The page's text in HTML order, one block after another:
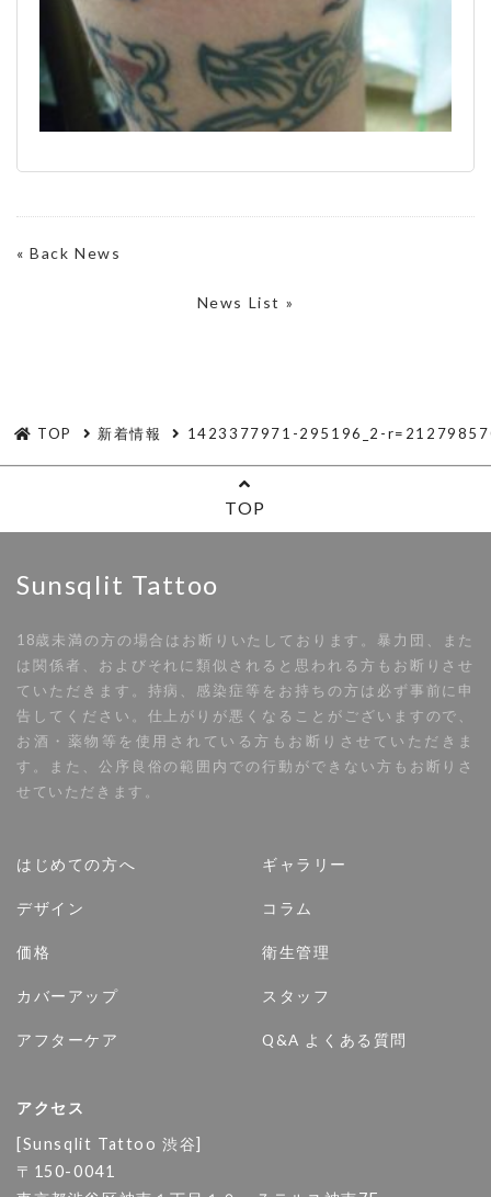
«Back News
News List »
TOP 新着情報 1423377971-295196_2-
TOP
Sunsqlit Tattoo
18歳未満の方の場合はお断りいたしております。暴力団、また
は関係者、およびそれに類似されると思われる方もお断りさせ
ていただきます。持病、感染症等をお持ちの方は必ず事前に申
告してください。仕上がりが悪くなることがございますので、
お酒・薬物等を使用されている方もお断りさせていただきま
す。また、公序良俗の範囲内での行動ができない方もお断りさ
せていただきます。
はじめての方へ
デザイン
価格
カバーアップ
アフターケア
ギャラリー
コラム
衛生管理
スタッフ
Q&A よくある質問
アクセス
[Sunsqlit Tattoo 渋谷]
〒150-0041